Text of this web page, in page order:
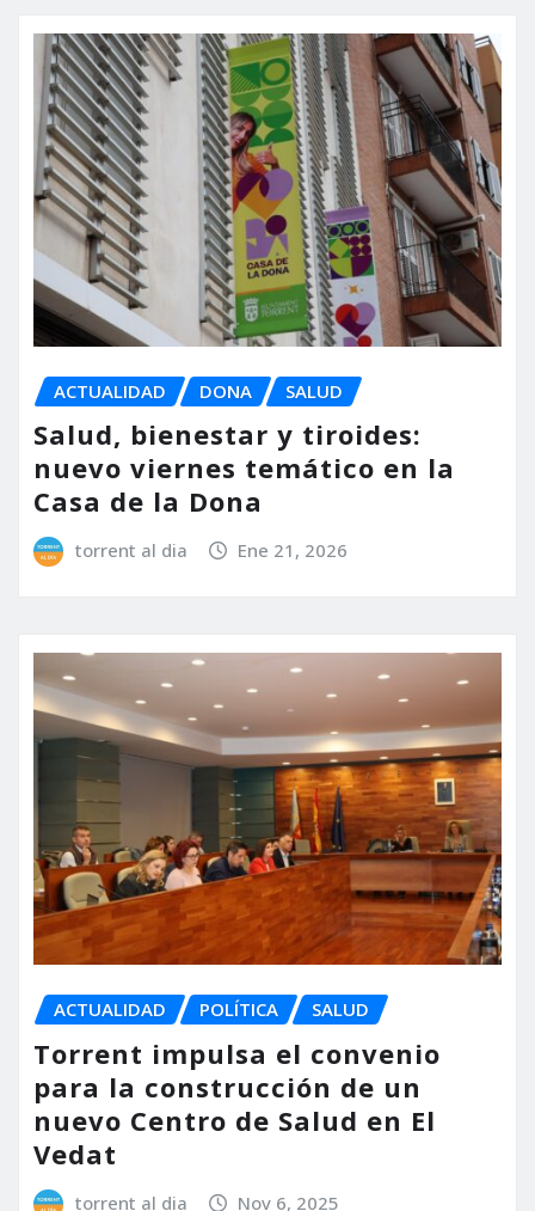
ACTUALIDAD DONA SALUD
Salud, bienestar y tiroides:
nuevo viernes temático en la
Casa de la Dona
torrent al dia Ene 21, 2026
ACTUALIDAD POLÍTICA SALUD
Torrent impulsa el convenio
para la construcción de un
nuevo Centro de Salud en El
Vedat
torrent al dia Nov 6, 2025